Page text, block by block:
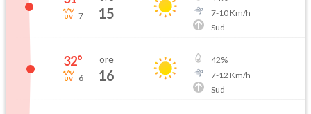
7 15
7-10Km/h
Sud
32°
6
ore
16
42%
7-12 Km/h
Sud